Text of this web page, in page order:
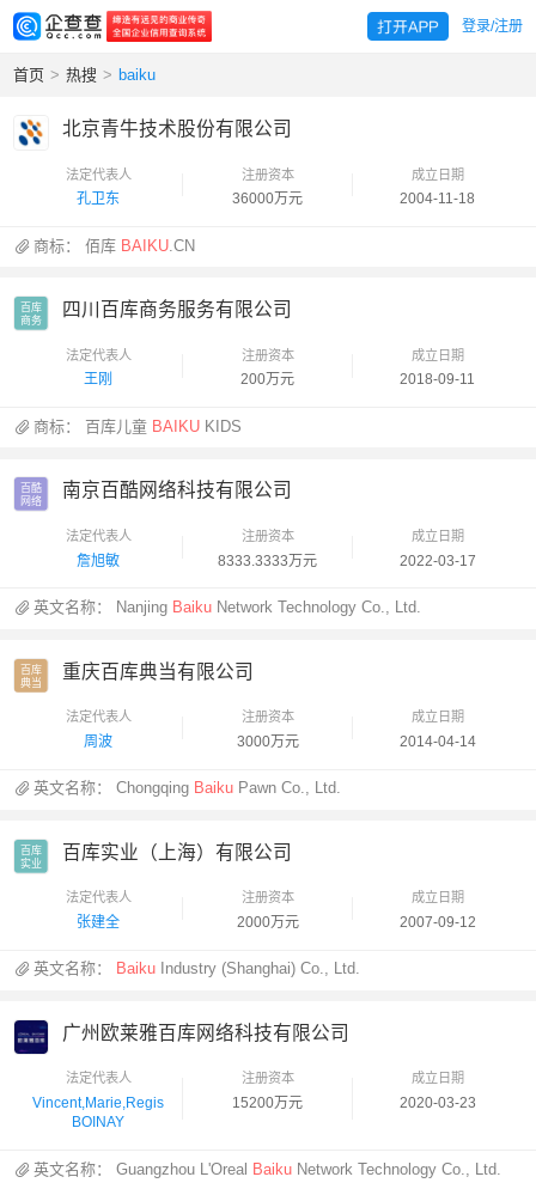
登录/注册
首页 > 热搜 > baiku
北京青牛技术股份有限公司
法定代表人
孔卫东
注册资本
36000万元
成立日期
2004-11-18
商标：佰库 BAIKU .CN
百库
商务
四川百库商务服务有限公司
法定代表人
王刚
注册资本
200万元
成立日期
2018-09-11
商标： 百库儿童 BAIKU KIDS
百酷
网络
南京百酷网络科技有限公司
法定代表人
詹旭敏
注册资本
8333.3333万元
成立日期
2022-03-17
英文名称： Nanjing Baiku Network Technology Co., Ltd.
百库
典当
重庆百库典当有限公司
法定代表人
周波
注册资本
3000万元
成立日期
2014-04-14
英文名称：Chongqing Baiku Pawn Co., Ltd.
百库
实业
百库实业（上海）有限公司
法定代表人
张建全
注册资本
2000万元
成立日期
2007-09-12
英文名称： Baiku Industry (Shanghai) Co., Ltd.
广州欧莱雅百库网络科技有限公司
法定代表人
Vincent,Marie,Regis
BOINAY
注册资本
15200万元
成立日期
2020-03-23
英文名称：Guangzhou L'Oreal Baiku Network Technology Co., Ltd.